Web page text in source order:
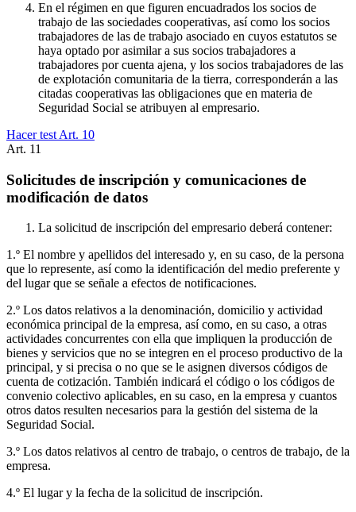
En el régimen en que figuren encuadrados los socios de
trabajo de las sociedades cooperativas, así como los socios
trabajadores de las de trabajo asociado en cuyos estatutos se
haya optado por asimilar a sus socios trabajadores a
trabajadores por cuenta ajena, y los socios trabajadores de las
de explotación comunitaria de la tierra, corresponderán a las
citadas cooperativas las obligaciones que en materia de
Seguridad Social se atribuyen al empresario.
Hacer test Art. 10
Art. 11
Solicitudes de inscripción y comunicaciones de
modificación de datos
La solicitud de inscripción del empresario deberá contener:
1.º El nombre y apellidos del interesado y, en su caso, de la persona
que lo represente, así como la identificación del medio preferente y
del lugar que se señale a efectos de notificaciones.
2.º Los datos relativos a la denominación, domicilio y actividad
económica principal de la empresa, así como, en su caso, a otras
actividades concurrentes con ella que impliquen la producción de
bienes y servicios que no se integren en el proceso productivo de la
principal, y si precisa o no que se le asignen diversos códigos de
cuenta de cotización. También indicará el código o los códigos de
convenio colectivo aplicables, en su caso, en la empresa y cuantos
otros datos resulten necesarios para la gestión del sistema de la
Seguridad Social.
3.º Los datos relativos al centro de trabajo, o centros de trabajo, de la
empresa.
4.º El lugar y la fecha de la solicitud de inscripción.